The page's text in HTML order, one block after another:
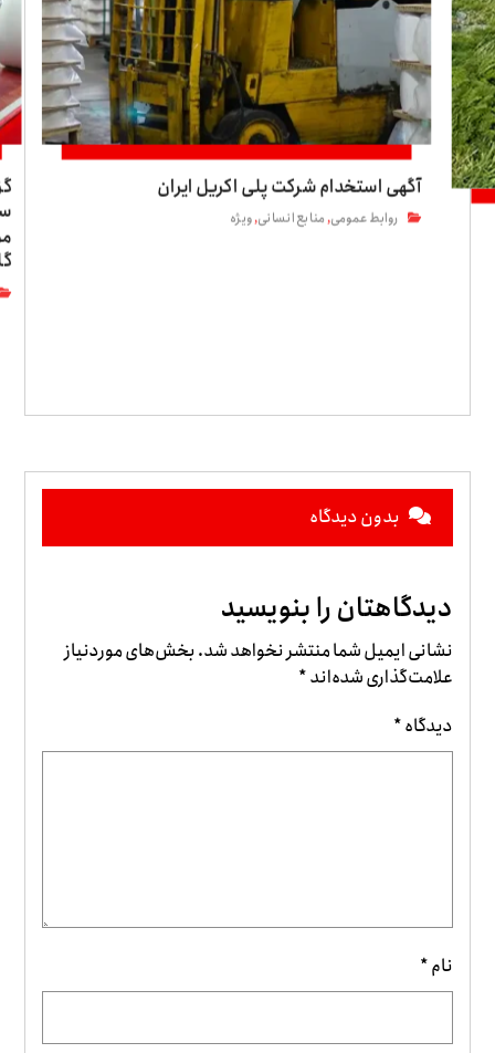
آگهی استخدام شرکت پلی اکریل ایران
روابط عمومی,منابع انسانی,ویژه
بدون دیدگاه
دیدگاهتان را بنویسید
نشانی ایمیل شما منتشر نخواهد شد.بخش‌های موردنیاز
علامت‌گذاری شده‌اند*
دیدگاه*
نام*